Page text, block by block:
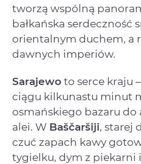
tworzą wspólną
bałkańska serdeczność
orientalnym duchem, a
dawnych imperiów.
Sarajewo to serce kraju
ciągu kilkunastu minut
osmańskiego bazaru
alei. W Baščaršiji, starej
czuć zapach kawy
tygielku, dym z piekarni